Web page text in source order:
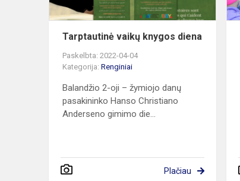
Tarptautinė vaikų knygos diena
Paskelbta: 2022-04-04
Kategorija: Renginiai
Balandžio 2-oji – žymiojo danų
pasakininko Hanso Christiano
Anderseno gimimo die...
Plačiau